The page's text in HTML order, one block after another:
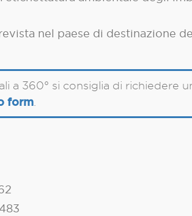
nel paese di destinazione
a 360° si consiglia di richiedere
form.